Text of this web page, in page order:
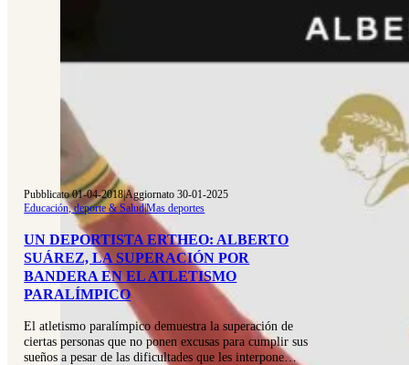
Pubblicato 01-04-2018|Aggiornato 30-01-2025
Educación, deporte & Salud|Mas deportes
UN DEPORTISTA ERTHEO: ALBERTO
SUÁREZ, LA SUPERACIÓN POR
BANDERA EN EL ATLETISMO
PARALÍMPICO
El atletismo paralímpico demuestra la superación de
ciertas personas que no ponen excusas para cumplir sus
sueños a pesar de las dificultades que les interpone…